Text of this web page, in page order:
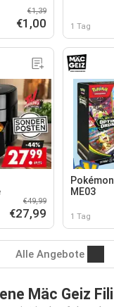
€1,39
€1,00 1 Tag
€49,99
€27,99
ME03
1 Tag
Alle Angebote
Mäc Geiz